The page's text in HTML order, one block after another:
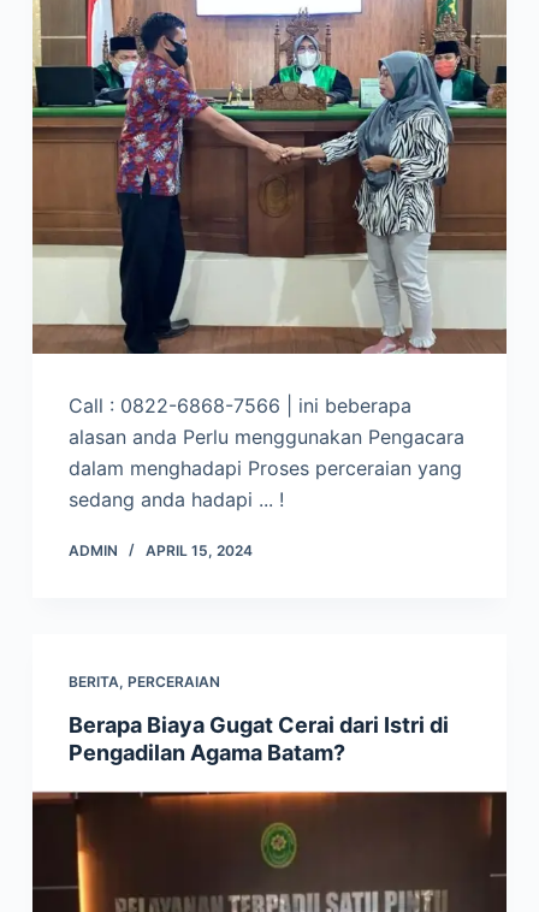
Call : 0822-6868-7566 | ini beberapa
alasan anda Perlu menggunakan Pengacara
dalam menghadapi Proses perceraian yang
sedang anda hadapi ... !
ADMIN APRIL 15, 2024
BERITA, PERCERAIAN
Berapa Biaya Gugat Cerai dari Istri di
Pengadilan Agama Batam?